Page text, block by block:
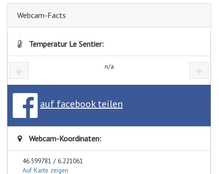
Webcam-Facts
Temperatur Le Sentier:
n/a
auf facebook teilen
Webcam-Koordinaten:
46.599781 / 6.221061
Auf Karte zeigen